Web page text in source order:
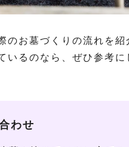
のお墓づくりの流れを紹
いるのなら、ぜひ参考に
わせ